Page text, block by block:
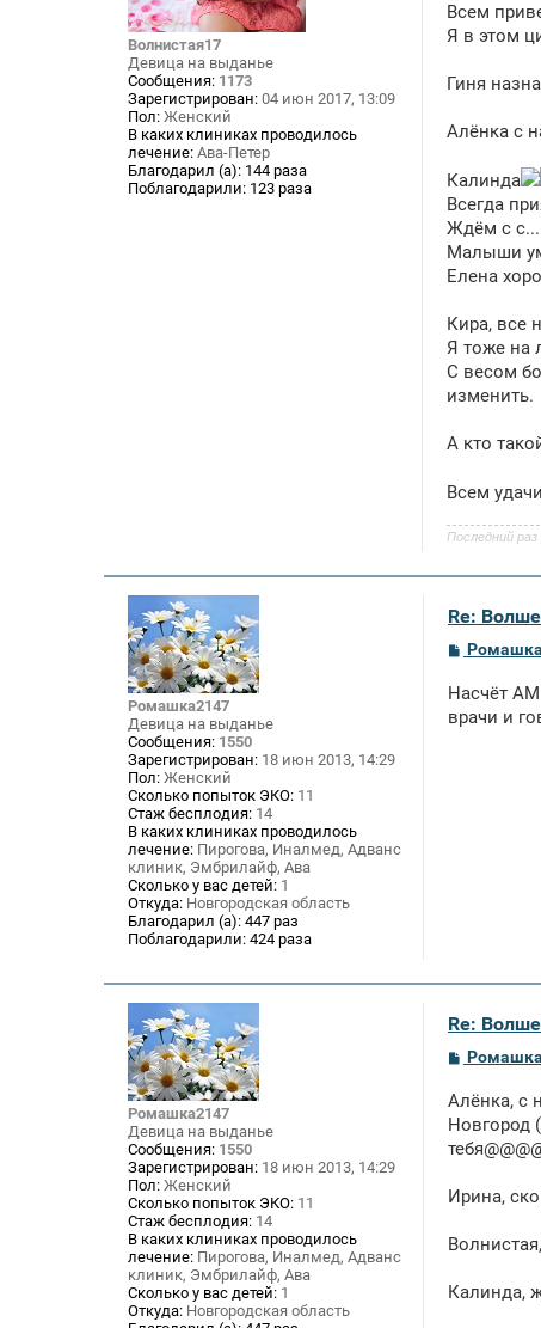
Волнистая17
Девица на выданье
Сообщения: 1173
Зарегистрирован: 04 июн 2017, 13:09
Пол: Женский
В каких клиниках проводилось
лечение: Ава-Петер
Благодарил (а): 144 раза
Поблагодарили: 123 раза
б
щ
и
Всем
Я в этом
Гиня
Алёнка с
Калинда
Всегда
Ждём с с...
Малыши
Елена
Кира, все
Я тоже на
С весом
изменить.
А кто
Всем
Последний
Ромашка2147
Девица на выданье
Сообщения: 1550
Зарегистрирован: 18 июн 2013, 14:29
Пол: Женский
Сколько попыток ЭКО: 11
Стаж бесплодия: 14
В каких клиниках проводилось
лечение: Пирогова, Иналмед, Адванс
клиник, Эмбрилайф, Ава
Сколько у вас детей: 1
Откуда: Новгородская область
Благодарил (а): 447 раз
Поблагодарили: 424 раза
Re:
С
б
щ
е
Насчёт
врачи и
Ромашка2147
Девица на выданье
Сообщения: 1550
Зарегистрирован: 18 июн 2013, 14:29
Пол: Женский
Сколько попыток ЭКО: 11
Стаж бесплодия: 14
В каких клиниках проводилось
лечение: Пирогова, Иналмед, Адванс
клиник, Эмбрилайф, Ава
Сколько у вас детей: 1
Откуда: Новгородская область
Re:
С
б
щ
н
Алёнка, с
Новгород
Ирина,
Калинда,